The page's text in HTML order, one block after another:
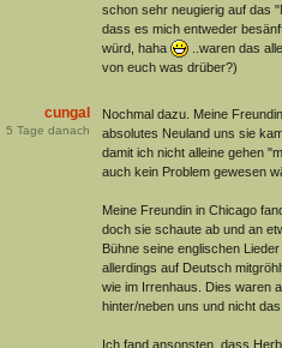
schon sehr neugierig auf das
dass es mich entweder
würd, haha
..waren das
von euch was drüber?)
cungal
5 Tage danach
Nochmal dazu. Meine
absolutes Neuland uns sie
damit ich nicht alleine gehen
auch kein Problem gewesen
Meine Freundin in Chicago
doch sie schaute ab und an
Bühne seine englischen
allerdings auf Deutsch
wie im Irrenhaus. Dies waren
hinter/neben uns und nicht
Ich fand ansonsten, dass